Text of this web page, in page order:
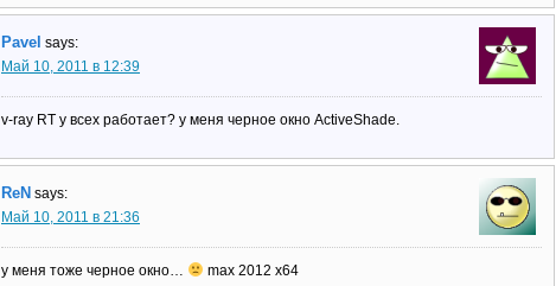
Pavel says:
Май 10, 2011 в 12:39
v-ray RT у всех работает? у меня черное окно ActiveShade.
ReN says:
Май 10, 2011 в 21:36
у меня тоже черное окно… max 2012 x64